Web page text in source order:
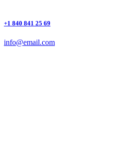
+1 840 841 25 69
info@email.com